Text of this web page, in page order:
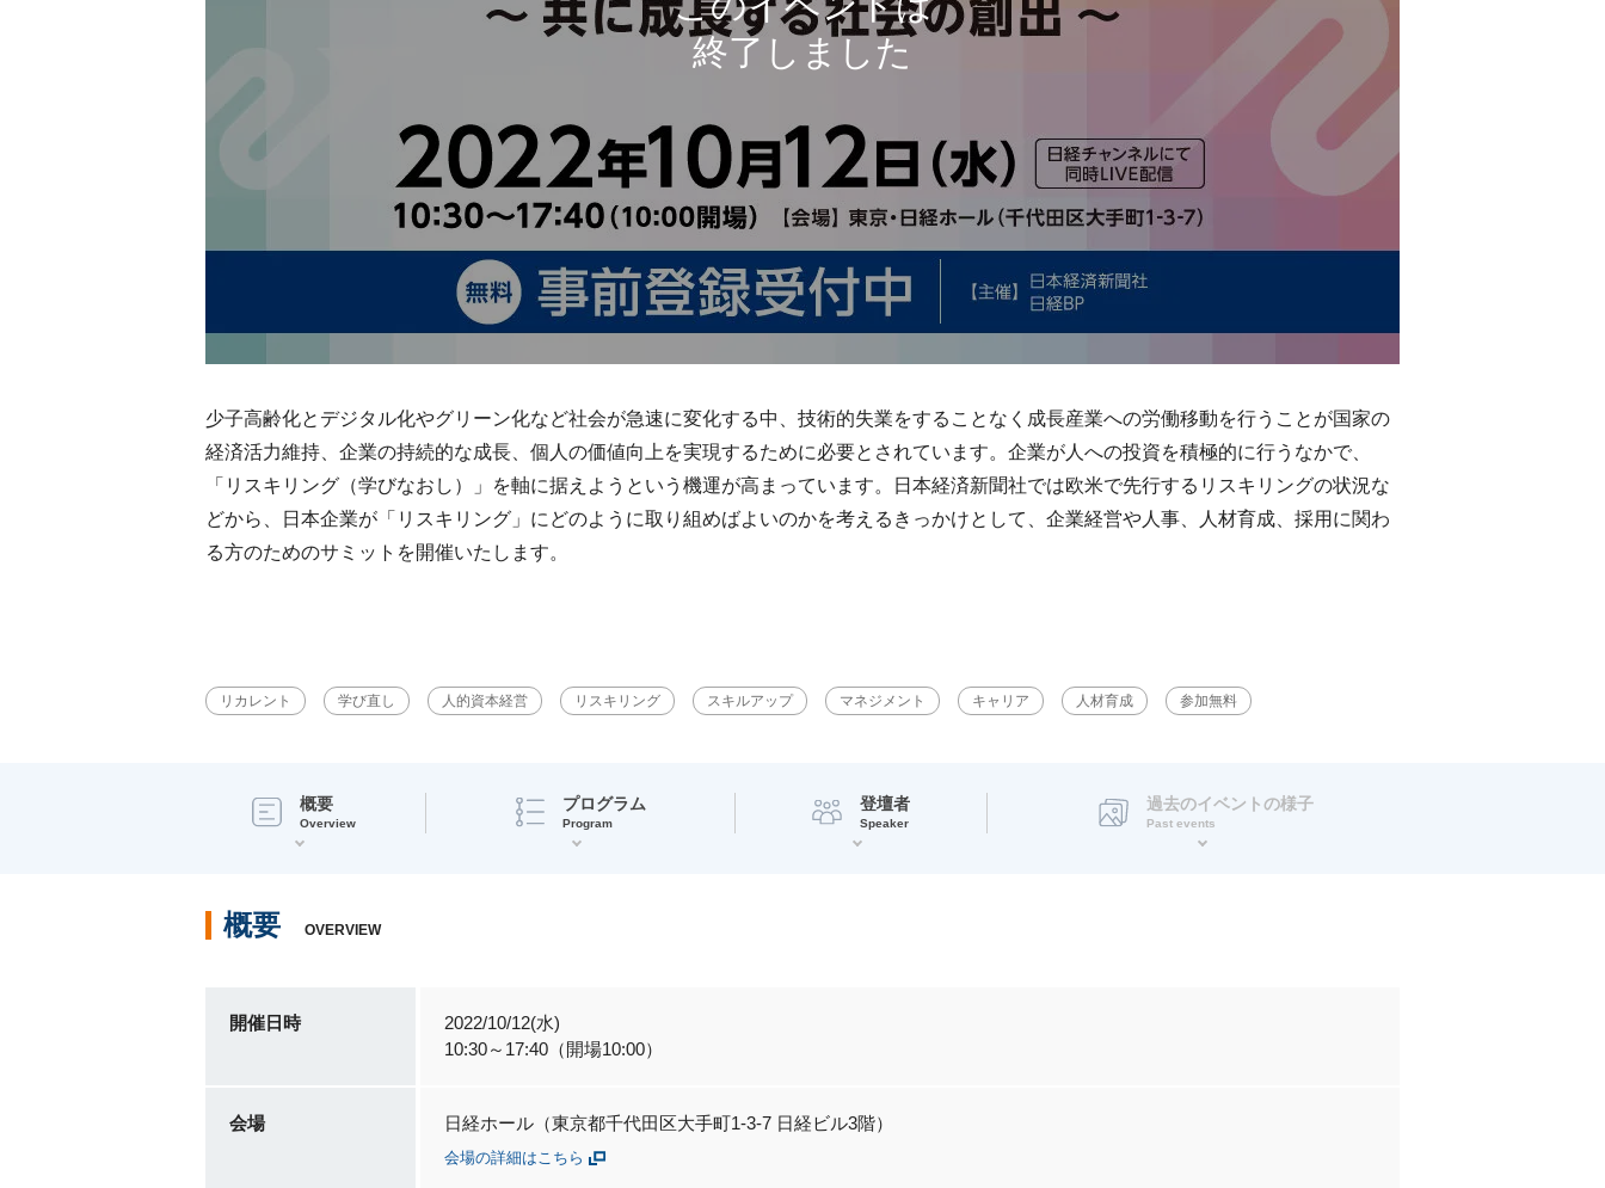
少子高齢化とデジタル化やグリーン化など社会が急速に変化する中、技術的失業をすることなく成長産業への労働移動を行うことが国家の
経済活力維持、企業の持続的な成長、個人の価値向上を実現するために必要とされています。企業が人への投資を積極的に行うなかで、
「リスキリング（学びなおし）」を軸に据えようという機運が高まっています。日本経済新聞社では欧米で先行するリスキリングの状況な
どから、日本企業が「リスキリング」にどのように取り組めばよいのかを考えるきっかけとして、企業経営や人事、人材育成、採用に関わ
る方のためのサミットを開催いたします。
リカレント 学び直し 人的資本経営 リスキリング スキルアップ マネジメント キャリア 人材育成 参加無料
概要
Overview
プログラム
Program
登壇者
Speaker
過去のイベントの様子
Past events
概要 OVERVIEW
開催日時
2022/10/12(水)
10:30～17:40（開場10:00）
会場 日経ホール（東京都千代田区大手町1-3-7 日経ビル3階）
会場の詳細はこちら